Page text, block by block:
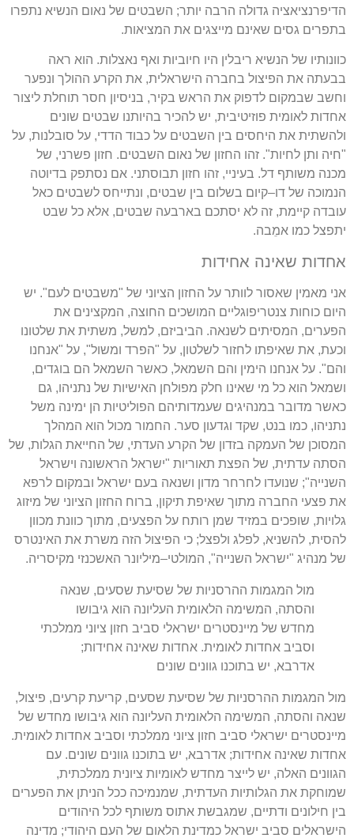
הדיפרנציאציה גדולה הרבה יותר; השבטים של נאום הנשיא נתפרו
בתפרים גסים שאינם מייצגים את המציאות.
כוונותיו של הנשיא ריבלין היו חיוביות ואף נאצלות. הוא ראה
בבעתה את הפיצול בחברה הישראלית, את הקרע ההולך ונפער
וחשב שבמקום לדפוק את הראש בקיר, בניסיון חסר תוחלת ליצור
אחדות לאומית פוזיטיבית, יש להכיר בהיותנו שבטים שונים
ולהשתית את היחסים בין השבטים על כבוד הדדי, על סובלנות, על
"חיה ותן לחיות". זהו החזון של נאום השבטים. חזון פשרני, של
מכנה משותף דל. בעיניי, זהו חזון תבוסתני. אם נסתפק בדיוטה
הנמוכה של דו–קיום בשלום בין שבטים, ונתייחס לשבטים כאל
עובדה קיימת, זה לא יסתכם בארבעה שבטים, אלא כל שבט
יתפצל כמו אמֵבה.
אחדות שאינה אחידות
אני מאמין שאסור לוותר על החזון הציוני של "משבטים לעם". יש
היום כוחות צנטריפוגליים המושכים החוצה, המקצינים את
הפערים, המסיתים לשנאה. הביביזם, למשל, משתית את שלטונו
וכעת, את שאיפתו לחזור לשלטון, על "הפרד ומשול", על "אנחנו
והם". על אנחנו הימין והם השמאל, כאשר השמאל הם בוגדים,
ושמאל הוא כל מי שאינו חלק מפולחן האישיות של נתניהו, גם
כאשר מדובר במנהיגים שעמדותיהם הפוליטיות הן ימינה משל
נתניהו, כמו בנט, שקד וגדעון סער. החמור מכול הוא המהלך
המסוכן של העמקה בזדון של הקרע העדתי, של החייאת הגלות, של
הסתה עדתית, של הפצת תאוריות "ישראל הראשונה וישראל
השנייה"; שנועדו לחרחר מדון ושנאה בעם ישראל ובמקום לרפא
את פצעי החברה מתוך שאיפת תיקון, ברוח החזון הציוני של מיזוג
גלויות, שופכים במזיד שמן רותח על הפצעים, מתוך כוונת מכוון
להסית, להשניא, לפלג ולפצל; כי הפיצול הזה משרת את האינטרס
של מנהיג "ישראל השנייה", המולטי–מיליונר האשכנזי מקיסריה.
מול המגמות ההרסניות של שסיעת שסעים, שנאה
והסתה, המשימה הלאומית העליונה הוא גיבושו
מחדש של מיינסטרים ישראלי סביב חזון ציוני ממלכתי
וסביב אחדות לאומית. אחדות שאינה אחידות;
אדרבא, יש בתוכנו גוונים שונים
מול המגמות ההרסניות של שסיעת שסעים, קריעת קרעים, פיצול,
שנאה והסתה, המשימה הלאומית העליונה הוא גיבושו מחדש של
מיינסטרים ישראלי סביב חזון ציוני ממלכתי וסביב אחדות לאומית.
אחדות שאינה אחידות; אדרבא, יש בתוכנו גוונים שונים. עם
הגוונים האלה, יש לייצר מחדש לאומיות ציונית ממלכתית,
שמוחקת את הגלותיות העדתית, שמנמיכה ככל הניתן את הפערים
בין חילונים ודתיים, שמגבשת אתוס משותף לכל היהודים
הישראלים סביב ישראל כמדינת הלאום של העם היהודי; מדינה